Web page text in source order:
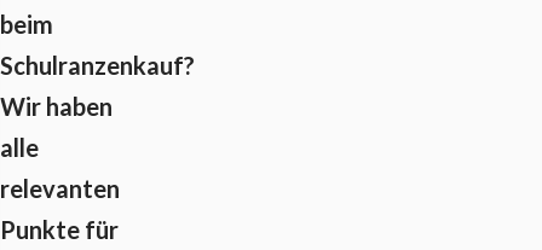
beim
Schulranzenkauf?
Wir haben
alle
relevanten
Punkte für